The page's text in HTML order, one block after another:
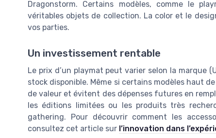
Dragonstorm. Certains modèles, comme le
véritables objets de collection. La color et le
vos parties.
Un investissement rentable
Le prix d’un playmat peut varier selon la marque
stock disponible. Même si certains modèles haut
de valeur et évitent des dépenses futures en
les éditions limitées ou les produits très
gathering. Pour découvrir comment les
consultez cet article sur l’innovation dans